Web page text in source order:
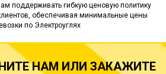
поддерживать гибкую ценовую политику
обеспечивая минимальные цены
по Электроуглях
НАМ ИЛИ ЗАКАЖИТЕ